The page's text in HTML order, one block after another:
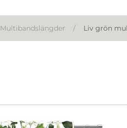
Multibandslängder / Liv grön